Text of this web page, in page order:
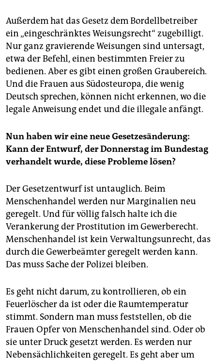
Außerdem hat das Gesetz dem Bordellbetreiber
ein „eingeschränktes Weisungsrecht“ zugebilligt.
Nur ganz gravierende Weisungen sind untersagt,
etwa der Befehl, einen bestimmten Freier zu
bedienen. Aber es gibt einen großen Graubereich.
Und die Frauen aus Südosteuropa, die wenig
Deutsch sprechen, können nicht erkennen, wo die
legale Anweisung endet und die illegale anfängt.
Nun haben wir eine neue Gesetzesänderung:
Kann der Entwurf, der Donnerstag im Bundestag
verhandelt wurde, diese Probleme lösen?
Der Gesetzentwurf ist untauglich. Beim
Menschenhandel werden nur Marginalien neu
geregelt. Und für völlig falsch halte ich die
Verankerung der Prostitution im Gewerberecht.
Menschenhandel ist kein Verwaltungsunrecht, das
durch die Gewerbeämter geregelt werden kann.
Das muss Sache der Polizei bleiben.
Es geht nicht darum, zu kontrollieren, ob ein
Feuerlöscher da ist oder die Raumtemperatur
stimmt. Sondern man muss feststellen, ob die
Frauen Opfer von Menschenhandel sind. Oder ob
sie unter Druck gesetzt werden. Es werden nur
Nebensächlichkeiten geregelt. Es geht aber um